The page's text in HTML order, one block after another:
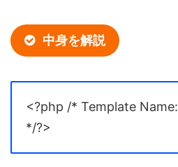
中身を解説
<?php /* Template Name:
*/?>